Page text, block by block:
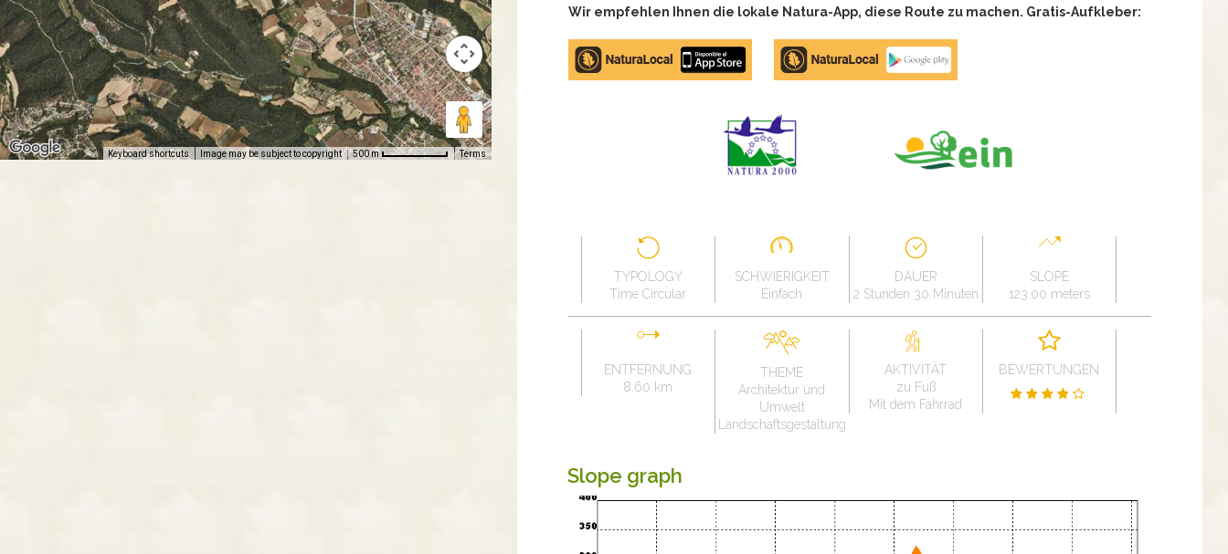
Keyboard shortcuts Image may be subject to copyright 500 m Terms
Wir empfehlen Ihnen die lokale Natura-App, diese Route zu machen. Gratis-Aufkleber:
Apple
store
Google
Play
TYPOLOGY
Time Circular
SCHWIERIGKEIT
Einfach
DAUER
2 Stunden 30 Minuten
SLOPE
123.00 meters
ENTFERNUNG
8.60 km
THEME
Architektur und
Umwelt
Landschaftsgestaltung
AKTIVITÄT
zu Fuß
Mit dem Fahrrad
BEWERTUNGEN
Slope graph